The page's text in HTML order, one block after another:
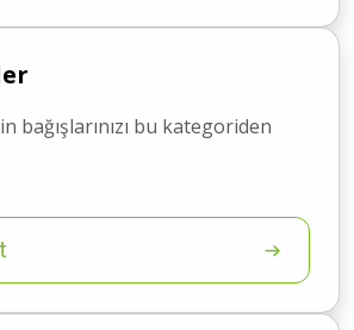
bağışlarınızı bu kategoriden